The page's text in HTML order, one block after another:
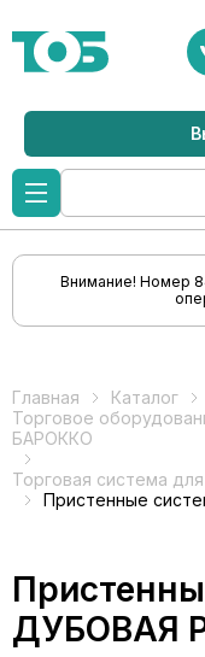
Внимание! Номер
Главная
Каталог
Торговое
БАРОККО
Торговая система
Пристенные
ДУБОВАЯ